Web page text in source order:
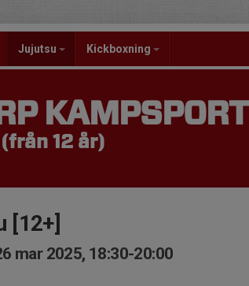
Jujutsu Kickboxning
KAMPSPORT
12 år)
[12+]
mar 2025, 18:30-20:00